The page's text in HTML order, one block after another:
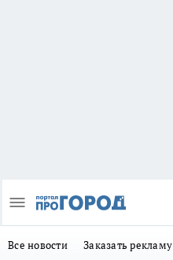
Все новости Заказать рекламу